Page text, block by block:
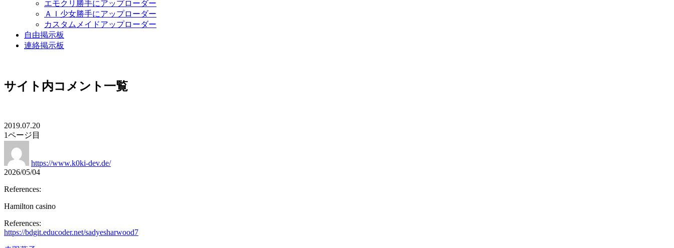
エモクリ勝手にアップローダー
ＡＩ少女勝手にアップローダー
カスタムメイドアップローダー
自由掲示板
連絡掲示板
サイト内コメント一覧
2019.07.20
1ページ目
https://www.k0ki-dev.de/
2026/05/04
References:
Hamilton casino
References:
https://bdgit.educoder.net/sadyesharwood7